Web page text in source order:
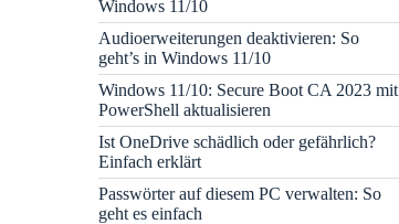
Windows 11/10
Audioerweiterungen deaktivieren: So
geht’s in Windows 11/10
Windows 11/10: Secure Boot CA 2023 mit
PowerShell aktualisieren
Ist OneDrive schädlich oder gefährlich?
Einfach erklärt
Passwörter auf diesem PC verwalten: So
geht es einfach